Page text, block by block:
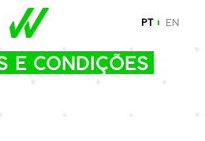
PT EN
E CONDIÇÕES